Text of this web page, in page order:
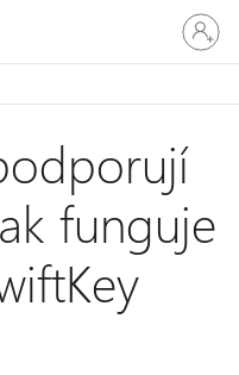
Přihlaste
se
ke
účtu
funguje